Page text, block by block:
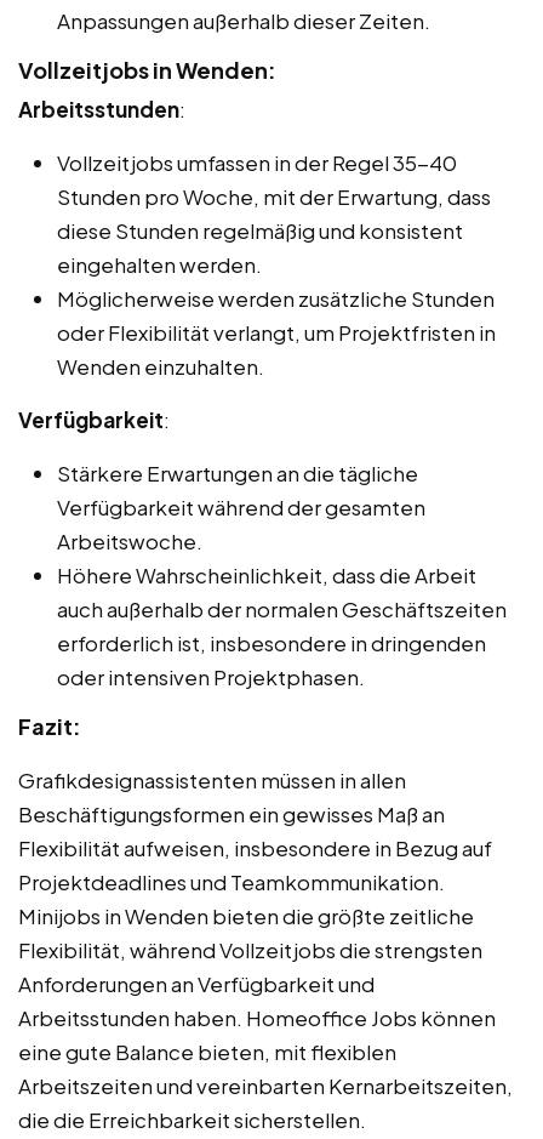
Anpassungen außerhalb dieser Zeiten.
Vollzeitjobs in Wenden:
Arbeitsstunden:
Vollzeitjobs umfassen in der Regel 35-40
Stunden pro Woche, mit der Erwartung, dass
diese Stunden regelmäßig und konsistent
eingehalten werden.
Möglicherweise werden zusätzliche Stunden
oder Flexibilität verlangt, um Projektfristen in
Wenden einzuhalten.
Verfügbarkeit:
Stärkere Erwartungen an die tägliche
Verfügbarkeit während der gesamten
Arbeitswoche.
Höhere Wahrscheinlichkeit, dass die Arbeit
auch außerhalb der normalen Geschäftszeiten
erforderlich ist, insbesondere in dringenden
oder intensiven Projektphasen.
Fazit:
Grafikdesignassistenten müssen in allen
Beschäftigungsformen ein gewisses Maß an
Flexibilität aufweisen, insbesondere in Bezug auf
Projektdeadlines und Teamkommunikation.
Minijobs in Wenden bieten die größte zeitliche
Flexibilität, während Vollzeitjobs die strengsten
Anforderungen an Verfügbarkeit und
Arbeitsstunden haben. Homeoffice Jobs können
eine gute Balance bieten, mit flexiblen
Arbeitszeiten und vereinbarten Kernarbeitszeiten,
die die Erreichbarkeit sicherstellen.